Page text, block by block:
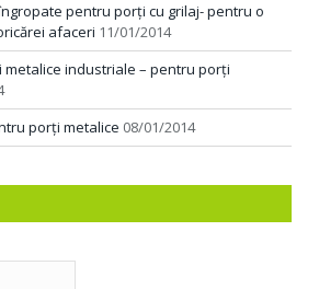
pentru porți cu grilaj- pentru o
afaceri 11/01/2014
industriale – pentru porţi
porți metalice 08/01/2014